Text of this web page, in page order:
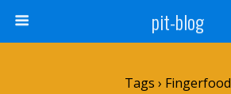
pit-blog
Tags › Fingerfood